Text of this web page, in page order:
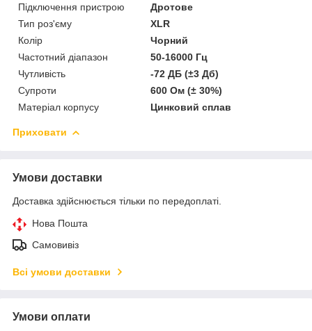
Підключення пристрою
Дротове
Тип роз'єму
XLR
Колір
Чорний
Частотний діапазон
50-16000 Гц
Чутливість
-72 ДБ (±3 Дб)
Супроти
600 Ом (± 30%)
Матеріал корпусу
Цинковий сплав
Приховати
Умови доставки
Доставка здійснюється тільки по передоплаті.
Нова Пошта
Самовивіз
Всі умови доставки
Умови оплати